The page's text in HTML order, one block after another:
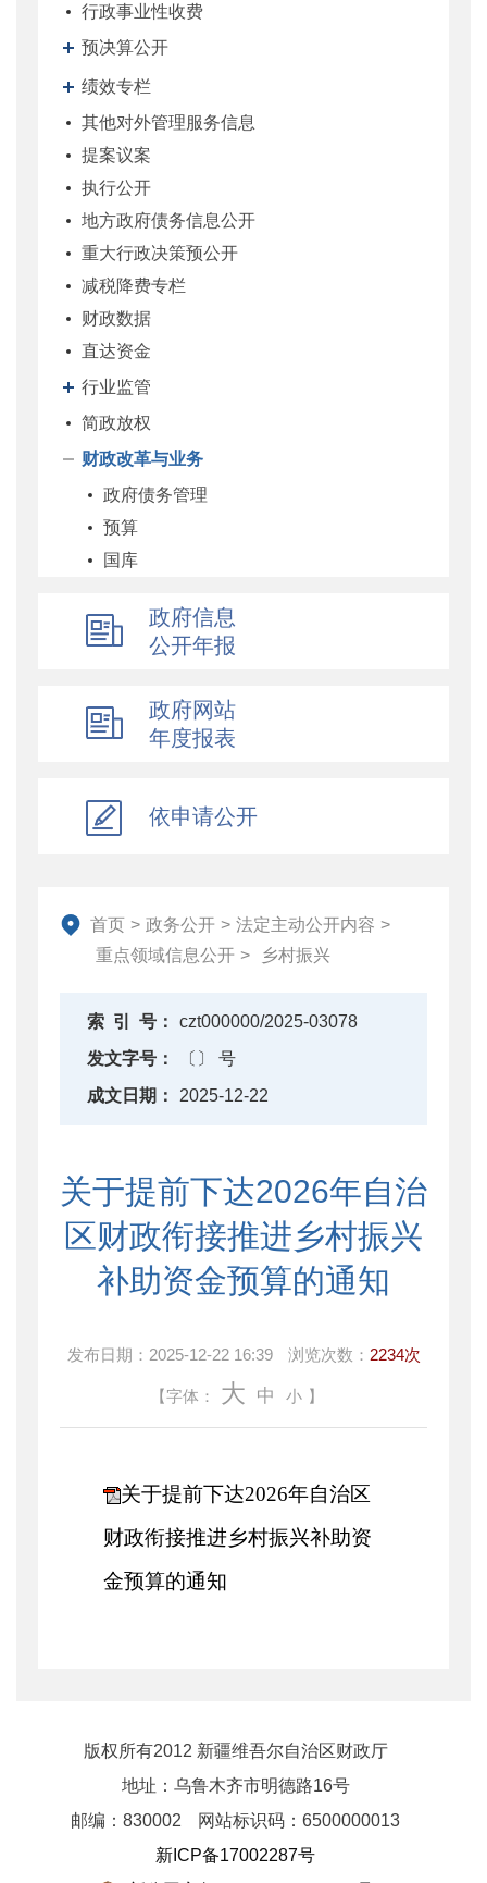
行政事业性收费
预决算公开
绩效专栏
其他对外管理服务信息
提案议案
执行公开
地方政府债务信息公开
重大行政决策预公开
减税降费专栏
财政数据
直达资金
行业监管
简政放权
财政改革与业务
政府债务管理
预算
国库
科教和文化
农业农村
自然资源和生态环境
乡村振兴
资产监督管理
金融工作
财政内控监督
下载中心
重点领域信息公开
乡村振兴
政府信息
公开年报
政府网站
年度报表
依申请公开
首页 > 政务公开 > 法定主动公开内容 >
重点领域信息公开 > 乡村振兴
索 引 号：
czt000000/2025-03078
发文字号：
〔〕 号
成文日期：
2025-12-22
关于提前下达2026年自治
区财政衔接推进乡村振兴
补助资金预算的通知
发布日期： 2025-12-22 16:39 浏览次数： 2234次
【字体： 大 中 小 】
关于提前下达2026年自治区
财政衔接推进乡村振兴补助资
金预算的通知
版权所有2012 新疆维吾尔自治区财政厅
地址：乌鲁木齐市明德路16号
邮编：830002
网站标识码：6500000013
新ICP备17002287号